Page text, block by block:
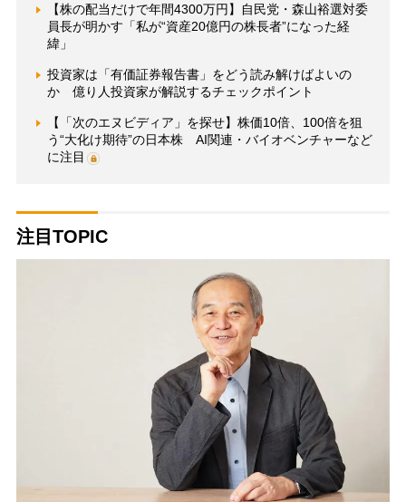
【株の配当だけで年間4300万円】自民党・森山裕選対委
員長が明かす「私が“資産20億円の株長者”になった経
緯」
投資家は「有価証券報告書」をどう読み解けばよいの
か 億り人投資家が解説するチェックポイント
【「次のエヌビディア」を探せ】株価10倍、100倍を狙
う“大化け期待”の日本株 AI関連・バイオベンチャーなど
に注目
注目TOPIC